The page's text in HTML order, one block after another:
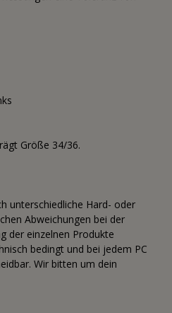
Größe 34/36.
unterschiedliche Hard- oder
Abweichungen bei der
der einzelnen Produkte
bedingt und bei jedem PC
Wir bitten um dein